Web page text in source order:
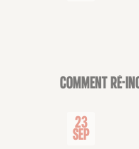
CONFÉRENCE
Comment ré-
23
Sep